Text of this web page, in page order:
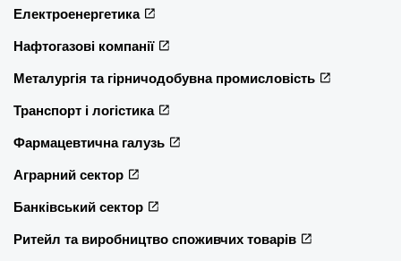
Електроенергетика
Нафтогазові компанії
Металургія та гірничодобувна промисловість
Транспорт і логістика
Фармацевтична галузь
Аграрний сектор
Банківський сектор
Ритейл та виробництво споживчих товарів